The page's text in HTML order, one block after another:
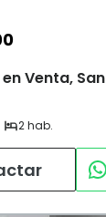
Venta, San